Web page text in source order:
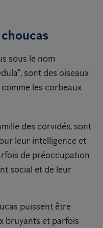
sous le nom
sont des oiseaux
les corbeaux.
des corvidés, sont
leur intelligence et
de préoccupation
social et de leur
puissent être
bruyants et parfois